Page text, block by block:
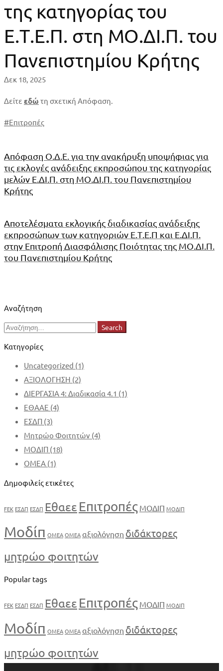
για
τις
εκλογές
ανάδειξης
εκπροσώπου,
τακτικού
αναπληρωματικού,
της
κατηγορίας
του
Ε.Τ.Ε.Π.
στη
του
Πανεπιστημίου
Κρήτης
της κατηγορίας του
Ε.Τ.Ε.Π. στη ΜΟ.ΔΙ.Π. του
Πανεπιστημίου Κρήτης
Δεκ 18, 2025
Δείτε εδώ τη σχετική Απόφαση.
#Επιτροπές
Απόφαση Ο.Δ.Ε. για την ανακήρυξη υποψήφιας για
τις εκλογές ανάδειξης εκπροσώπου της κατηγορίας
μελών Ε.ΔΙ.Π. στη ΜΟ.ΔΙ.Π. του Πανεπιστημίου
Κρήτης
Αποτελέσματα εκλογικής διαδικασίας ανάδειξης
εκπροσώπων των κατηγοριών Ε.Τ.Ε.Π και Ε.ΔΙ.Π.
στην Επιτροπή Διασφάλισης Ποιότητας της ΜΟ.ΔΙ.Π.
του Πανεπιστημίου Κρήτης
Αναζήτηση
Search
Search
Κατηγορίες
Uncategorized (1)
ΑΞΙΟΛΟΓΗΣΗ (2)
ΔΙΕΡΓΑΣΙΑ 4: Διαδικασία 4.1 (1)
ΕΘΑΑΕ (4)
ΕΣΔΠ (3)
Μητρώο Φοιτητών (4)
ΜΟΔΙΠ (18)
ΟΜΕΑ (1)
Δημοφιλείς ετικέτες
FEK ΕΣΔΠ ΕΣΔΠ Εθαεε Επιτροπές ΜΟΔΙΠ ΜΟΔΙΠ
Μοδίπ ΟΜΕΑΟΜΕΑ αξιολόγηση διδάκτορες
μητρώο φοιτητών
Popular tags
FEK ΕΣΔΠ ΕΣΔΠ Εθαεε Επιτροπές ΜΟΔΙΠ ΜΟΔΙΠ
Μοδίπ ΟΜΕΑΟΜΕΑ αξιολόγηση διδάκτορες
μητρώο φοιτητών